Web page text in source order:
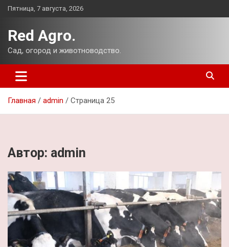
Перейти
Пятница, 7 августа, 2026
Red Agro.
Сад, огород и животноводство.
Главная admin Страница 25
Автор: admin